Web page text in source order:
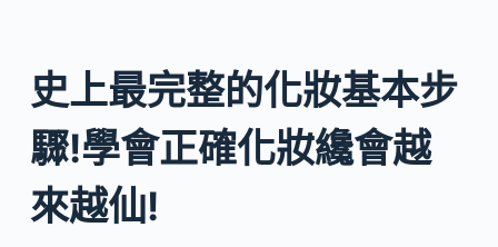
史上最完整的化妝基本步
驟!學會正確化妝纔會越
來越仙!